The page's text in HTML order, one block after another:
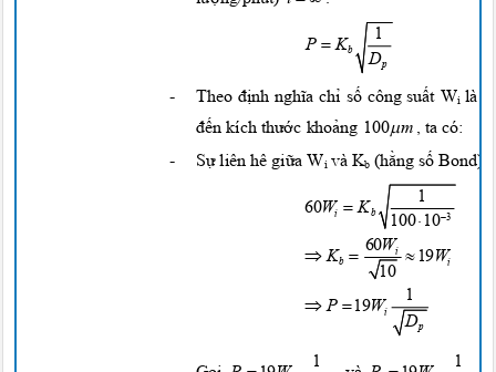
1
P  Kb Dp
-
-
Theo định nghĩa chỉ số côngsuất Wi là
đếnkích thước khoảng 100m , ta có:
Sựliên hê giữaWi và Kb(hằng sốBond):
1
60WKb
i 100 103
60Wi
Kb  19Wi
10
1
P 19W
i Dp
1 1